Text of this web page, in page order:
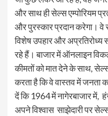
और साथ ही सेल्स एम्पोरियम
और पुरस्कार प्रदान करेगा। वे
विशेष उपहार और
रहे हैं। बाजार में ऑनलाइन
कीमतों को मात देने के साथ,
करता है कि वे वास्तव में जनता
दें कि 1964 में नागेरबाजार
अपने विश्वास साझेदारी पर